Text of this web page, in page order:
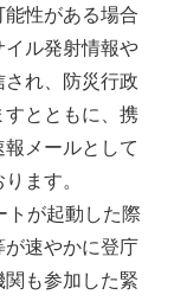
性がある場合
イル発射情報や
れ、防災行政
とともに、携
メールとして
ます。
が起動した際
が速やかに登庁
も参加した緊